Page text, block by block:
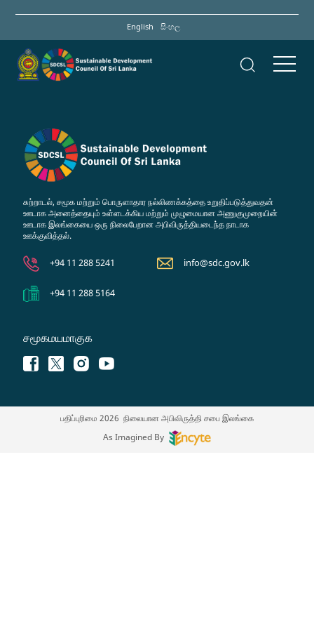
main
content
English සිංහල
சுற்றாடல், சமூக மற்றும் பொருளாதார நல்லிணக்கத்தை உறுதிப்படுத்துவதன்
ஊடாக அனைத்தையும் உள்ளடக்கிய மற்றும் முழுமையான அணுகுமுறையின்
ஊடாக இலங்கையை ஒரு நிலைபேறான அபிவிருத்தியடைந்த நாடாக
ஊக்குவித்தல்.
+94 11 288 5241 info@sdc.gov.lk
+94 11 288 5164
சமூகமயமாகுக
பதிப்புரிமை 2026 நிலையான அபிவிருத்தி சபை இலங்கை
As Imagined By